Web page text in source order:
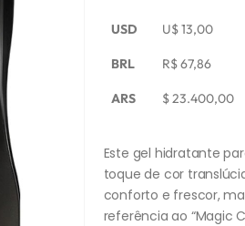
USD U$13,00
BRL R$67,86
ARS $23.400,00
Este gel hidratante
toque de cor
conforto e frescor,
referência ao “Magic